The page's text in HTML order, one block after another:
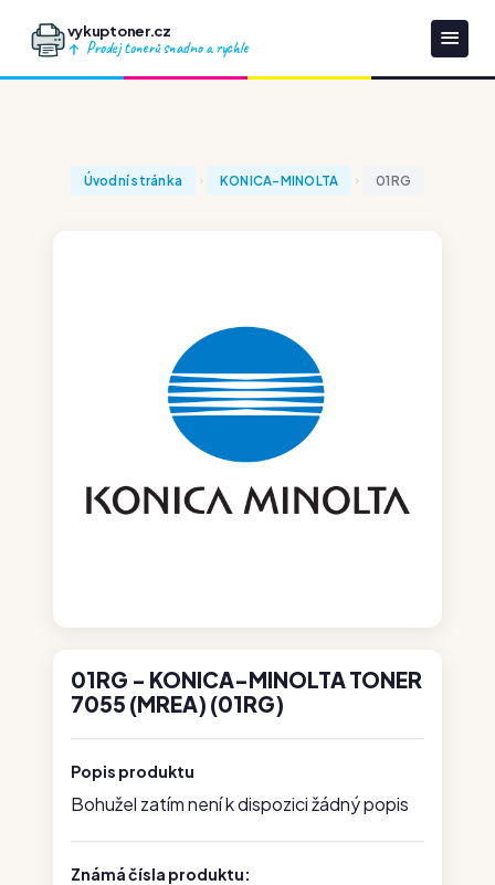
vykuptoner.cz
Prodej tonerů snadno a rychle
Úvodní stránka KONICA-MINOLTA 01RG
01RG - KONICA-MINOLTA TONER
7055 (MREA) (01RG)
Popis produktu
Bohužel zatím není k dispozici žádný popis
Známá čísla produktu: